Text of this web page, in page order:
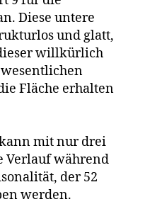
Diese untere
und glatt,
willkürlich
Fläche erhalten
mit nur drei
Verlauf während
der 52
werden.